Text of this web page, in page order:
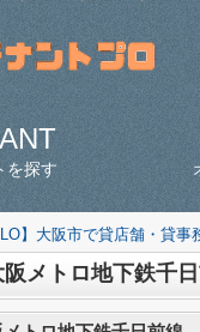
を探す
】大阪市で貸店舗・貸
阪メトロ地下鉄千